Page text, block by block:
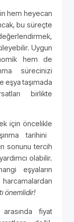
hem heyecan
bu süreçte
Uygun
hem de
sürecinizi
eşya taşımada
birlikte
için öncelikle
tarihini
sonunu tercih
olabilir.
eşyaların
önemlidir!
fiyat